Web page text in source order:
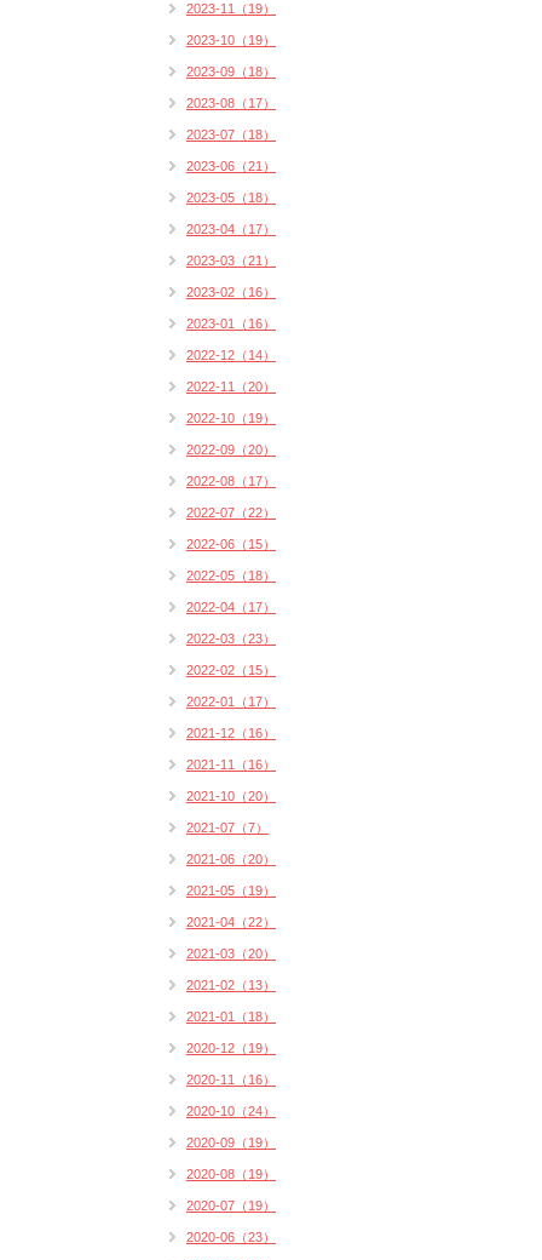
2023-11（19）
2023-10（19）
2023-09（18）
2023-08（17）
2023-07（18）
2023-06（21）
2023-05（18）
2023-04（17）
2023-03（21）
2023-02（16）
2023-01（16）
2022-12（14）
2022-11（20）
2022-10（19）
2022-09（20）
2022-08（17）
2022-07（22）
2022-06（15）
2022-05（18）
2022-04（17）
2022-03（23）
2022-02（15）
2022-01（17）
2021-12（16）
2021-11（16）
2021-10（20）
2021-07（7）
2021-06（20）
2021-05（19）
2021-04（22）
2021-03（20）
2021-02（13）
2021-01（18）
2020-12（19）
2020-11（16）
2020-10（24）
2020-09（19）
2020-08（19）
2020-07（19）
2020-06（23）